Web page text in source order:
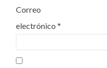
Correo
electrónico *